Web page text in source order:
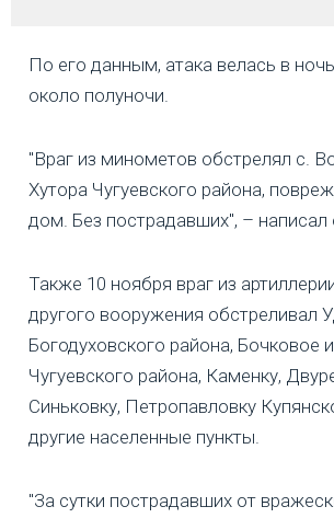
По его данным, атака велась в
около полуночи.
"Враг из минометов обстрелял с.
Хутора Чугуевского района,
дом. Без пострадавших", – написал
Также 10 ноября враг из
другого вооружения обстреливал
Богодуховского района, Бочковое
Чугуевского района, Каменку,
Синьковку, Петропавловку
другие населенные пункты.
"За сутки пострадавших от